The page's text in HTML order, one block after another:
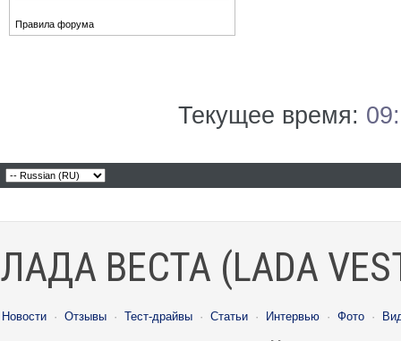
Правила форума
Текущее время:
ЛАДА ВЕСТА (LADA
Новости · Отзывы · Тест-драйвы · Статьи · Интервью · Фото ·